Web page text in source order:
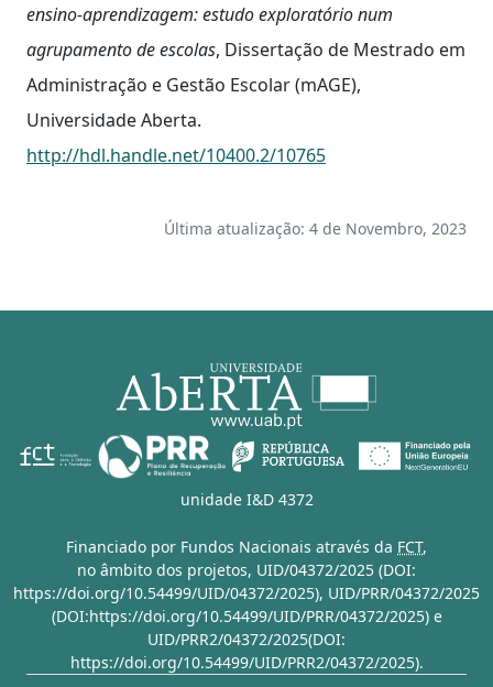
ensino-aprendizagem: estudo exploratório num
agrupamento de escolas, Dissertação de Mestrado em
Administração e Gestão Escolar (mAGE),
Universidade Aberta.
http://hdl.handle.net/10400.2/10765
Última atualização: 4 de Novembro, 2023
unidade I&D 4372
Financiado por Fundos Nacionais através da FCT,
no âmbito dos projetos, UID/04372/2025 (DOI:
https://doi.org/10.54499/UID/04372/2025), UID/PRR/04372/2025
(DOI:https://doi.org/10.54499/UID/PRR/04372/2025)e
UID/PRR2/04372/2025(DOI:
https://doi.org/10.54499/UID/PRR2/04372/2025).